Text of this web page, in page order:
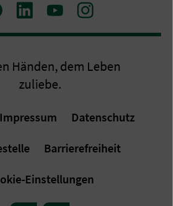
Zum
LinkedIn
Zum
YouTube
Zum
Instagram
Händen, dem Leben
zuliebe.
Impressum Datenschutz
Barrierefreiheit
Einstellungen